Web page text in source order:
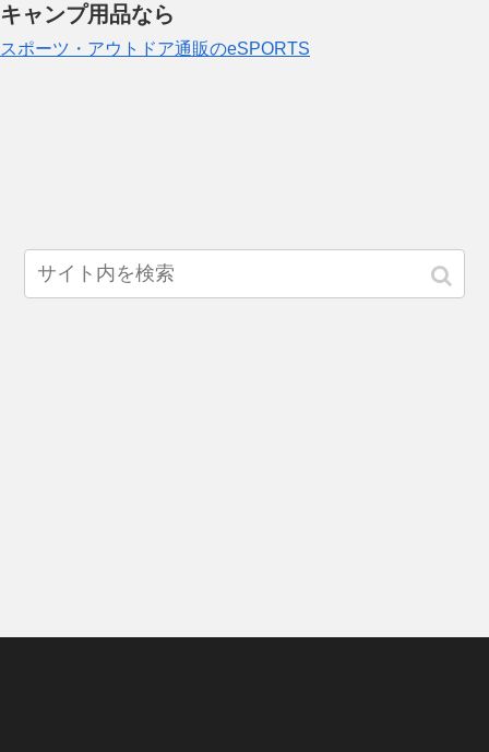
キャンプ用品なら
スポーツ・アウトドア通販のeSPORTS